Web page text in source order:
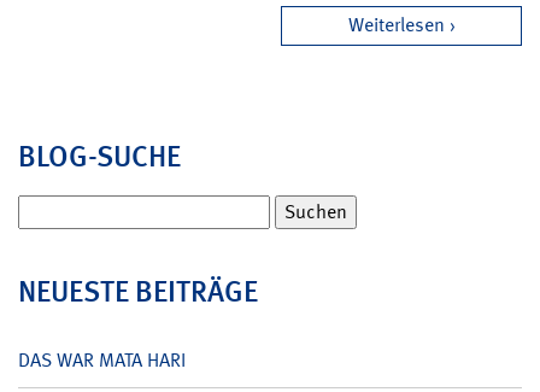
Weiterlesen
BLOG-SUCHE
nach:
NEUESTE BEITRÄGE
DAS WAR MATA HARI